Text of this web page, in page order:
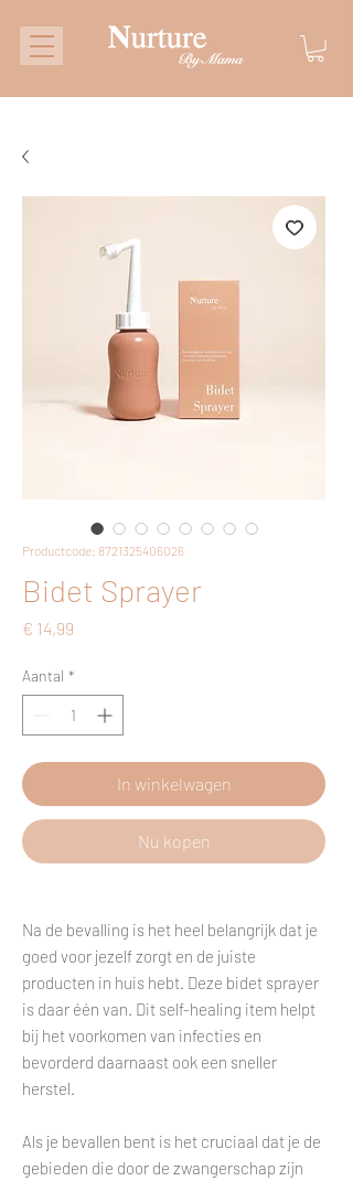
Productcode: 8721325406026
Bidet Sprayer
€ 14,99
Aantal *
In winkelwagen
Nu kopen
Na de bevalling is het heel belangrijk dat je
goed voor jezelf zorgt en de juiste
producten in huis hebt. Deze bidet sprayer
is daar één van. Dit self-healing item helpt
bij het voorkomen van infecties en
bevorderd daarnaast ook een sneller
herstel.
Als je bevallen bent is het cruciaal dat je de
gebieden die door de zwangerschap zijn